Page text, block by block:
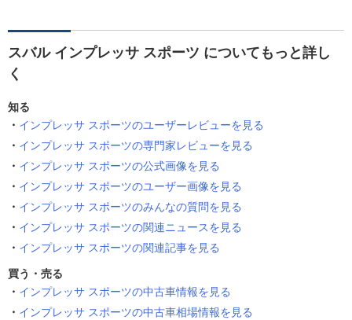
スバル インプレッサ スポーツ についてもっと詳し
く
知る
インプレッサ スポーツのユーザーレビューを見る
インプレッサ スポーツの専門家レビューを見る
インプレッサ スポーツの公式画像を見る
インプレッサ スポーツのユーザー画像を見る
インプレッサ スポーツのみんなの質問を見る
インプレッサ スポーツの関連ニュースを見る
インプレッサ スポーツの関連記事を見る
買う・売る
インプレッサ スポーツの中古車情報を見る
インプレッサ スポーツの中古車相場情報を見る